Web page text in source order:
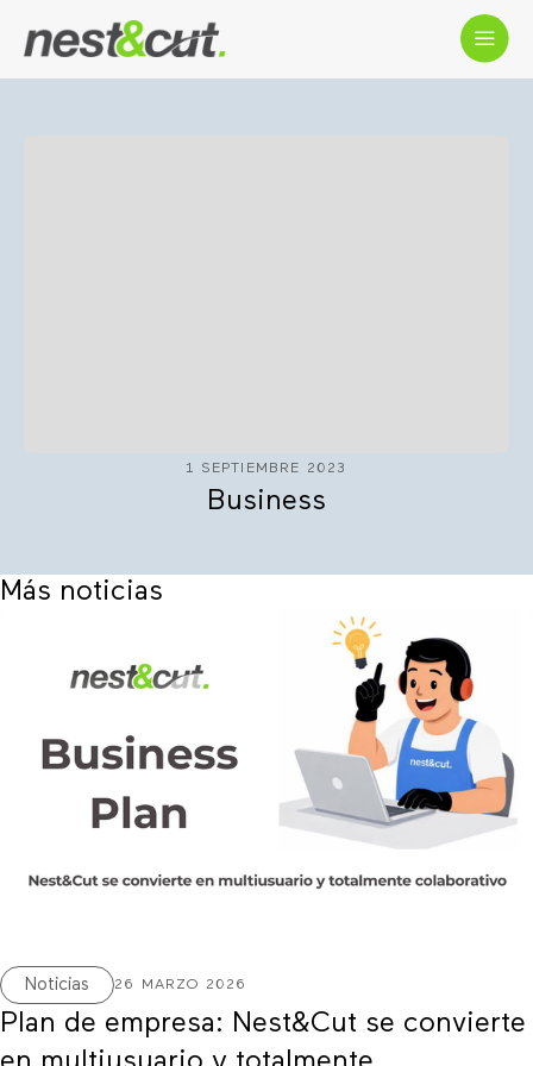
1 SEPTIEMBRE 2023
Business
Más noticias
Noticias 26 MARZO 2026
Plan de empresa: Nest&Cut se convierte